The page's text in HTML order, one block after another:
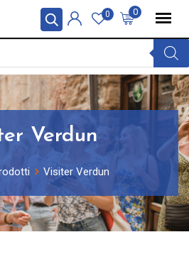
0
0
Verdun
Visiter Verdun